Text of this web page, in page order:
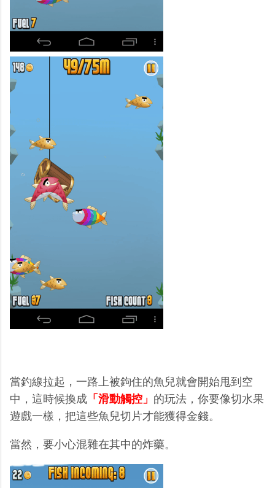
當釣線拉起，一路上被鉤住的魚兒就會開始甩到空
中，這時候換成 「滑動觸控」 的玩法，你要像切水果
遊戲一樣，把這些魚兒切片才能獲得金錢。
當然，要小心混雜在其中的炸藥。